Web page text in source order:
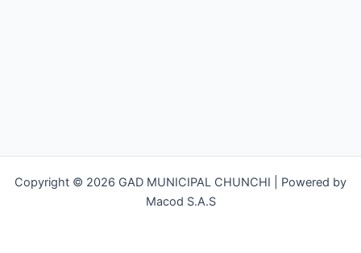
Copyright © 2026 GAD MUNICIPAL CHUNCHI | Powered by
Macod S.A.S